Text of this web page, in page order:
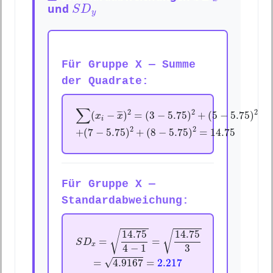
und SDy
Für Gruppe X — Summe
der Quadrate:
∑(xi − ¯
¯¯
x)2 = (3 − 5.75)2 + (5 − 5.75)2
∑(x i = ( 5.75 −5.75)
+(7 − 5.75)2 + (8 − 5.75)2 = 14.75
+(7 − 5.75) 2+( 5.75 2 = 14.75
Für Gruppe X —
Standardabweichung:
SDx = √14.75
4 − 1
= √ 14.75
3
14.754−1=14.75 3
= √4.9167 = 2.217
4.9167=2.217